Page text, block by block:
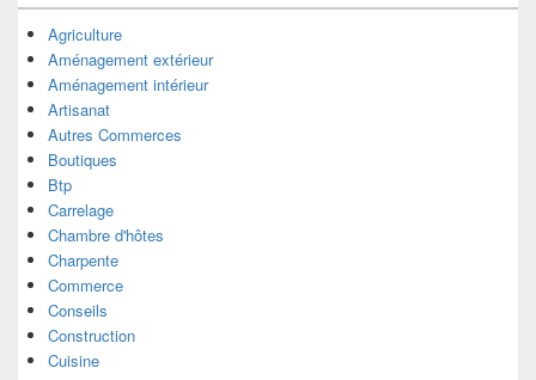
Agriculture
Aménagement extérieur
Aménagement intérieur
Artisanat
Autres Commerces
Boutiques
Btp
Carrelage
Chambre d'hôtes
Charpente
Commerce
Conseils
Construction
Cuisine